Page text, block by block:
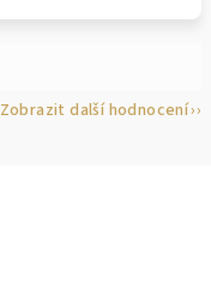
Zobrazit další hodnocení